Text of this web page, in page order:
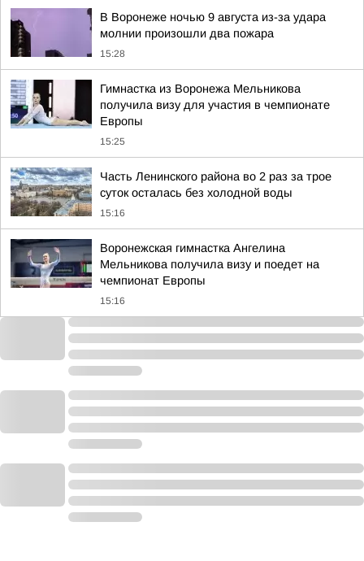
В Воронеже ночью 9 августа из-за удара
молнии произошли два пожара
15:28
Гимнастка из Воронежа Мельникова
получила визу для участия в чемпионате
Европы
15:25
Часть Ленинского района во 2 раз за трое
суток осталась без холодной воды
15:16
Воронежская гимнастка Ангелина
Мельникова получила визу и поедет на
чемпионат Европы
15:16